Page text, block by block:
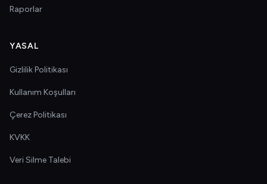
Raporlar
YASAL
Gizlilik Politikası
Kullanım Koşulları
Çerez Politikası
KVKK
Veri Silme Talebi